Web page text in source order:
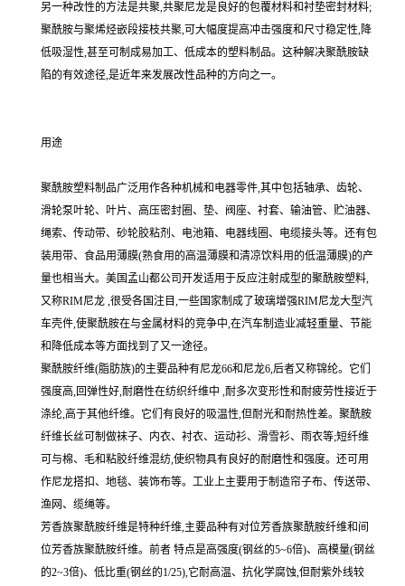
另一种改性的方法是共聚,共聚尼龙是良好的包覆材料和衬垫密封材料;
聚酰胺与聚烯烃嵌段接枝共聚,可大幅度提高冲击强度和尺寸稳定性,降
低吸湿性,甚至可制成易加工、低成本的塑料制品。这种解决聚酰胺缺
陷的有效途径,是近年来发展改性品种的方向之一。
用途
聚酰胺塑料制品广泛用作各种机械和电器零件,其中包括轴承、齿轮、
滑轮泵叶轮、叶片、高压密封圈、垫、阀座、衬套、输油管、贮油器、
绳索、传动带、砂轮胶粘剂、电池箱、电器线圈、电缆接头等。还有包
装用带、食品用薄膜(熟食用的高温薄膜和清凉饮料用的低温薄膜)的产
量也相当大。美国孟山都公司开发适用于反应注射成型的聚酰胺塑料,
又称RIM尼龙 ,很受各国注目,一些国家制成了玻璃增强RIM尼龙大型汽
车壳件,使聚酰胺在与金属材料的竞争中,在汽车制造业减轻重量、节能
和降低成本等方面找到了又一途径。
聚酰胺纤维(脂肪族)的主要品种有尼龙66和尼龙6,后者又称锦纶。它们
强度高,回弹性好,耐磨性在纺织纤维中 ,耐多次变形性和耐疲劳性接近于
涤纶,高于其他纤维。它们有良好的吸温性,但耐光和耐热性差。聚酰胺
纤维长丝可制做袜子、内衣、衬衣、运动衫、滑雪衫、雨衣等;短纤维
可与棉、毛和粘胶纤维混纺,使织物具有良好的耐磨性和强度。还可用
作尼龙搭扣、地毯、装饰布等。工业上主要用于制造帘子布、传送带、
渔网、缆绳等。
芳香族聚酰胺纤维是特种纤维,主要品种有对位芳香族聚酰胺纤维和间
位芳香族聚酰胺纤维。前者 特点是高强度(钢丝的5~6倍)、高模量(钢丝
的2~3倍)、低比重(钢丝的1/25),它耐高温、抗化学腐蚀,但耐紫外线较